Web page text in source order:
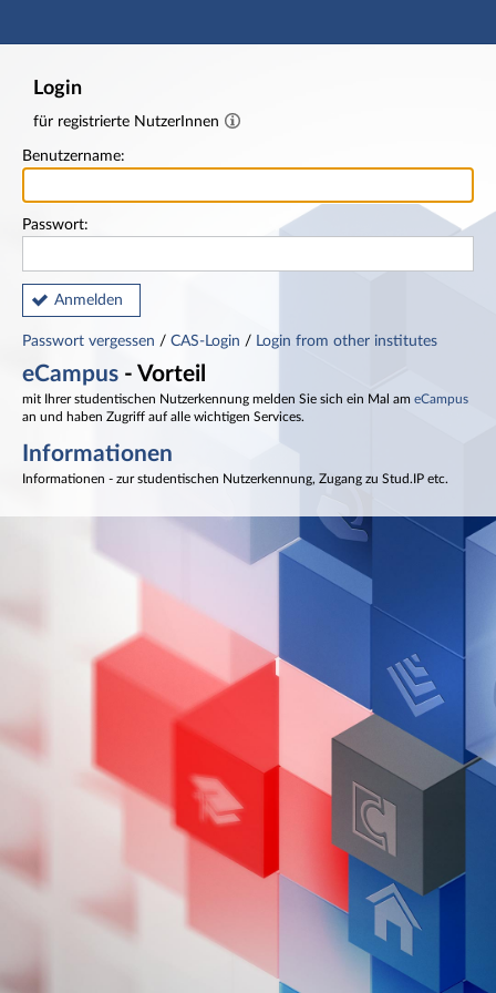
Hauptnavigation
Login
für registrierte NutzerInnen
Benutzername:
Passwort:
Anmelden
Passwort vergessen / CAS-Login / Login from other institutes
eCampus - Vorteil
mit Ihrer studentischen Nutzerkennung melden Sie sich ein Mal am eCampus
an und haben Zugriff auf alle wichtigen Services.
Informationen
Informationen - zur studentischen Nutzerkennung, Zugang zu Stud.IP etc.